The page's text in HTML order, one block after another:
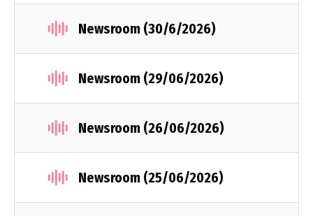
Newsroom (30/6/2026)
Newsroom (29/06/2026)
Newsroom (26/06/2026)
Newsroom (25/06/2026)